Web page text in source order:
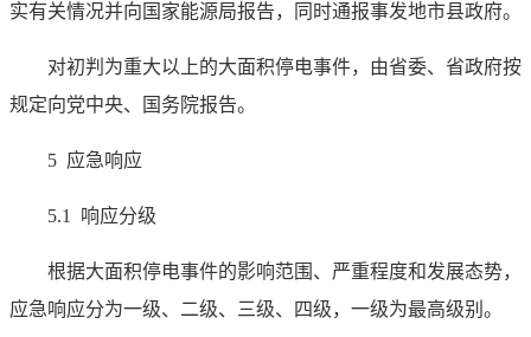
实有关情况并向国家能源局报告，同时通报事发地市县政府。
对初判为重大以上的大面积停电事件，由省委、省政府按
规定向党中央、国务院报告。
5 应急响应
5.1 响应分级
根据大面积停电事件的影响范围、严重程度和发展态势，
应急响应分为一级、二级、三级、四级，一级为最高级别。